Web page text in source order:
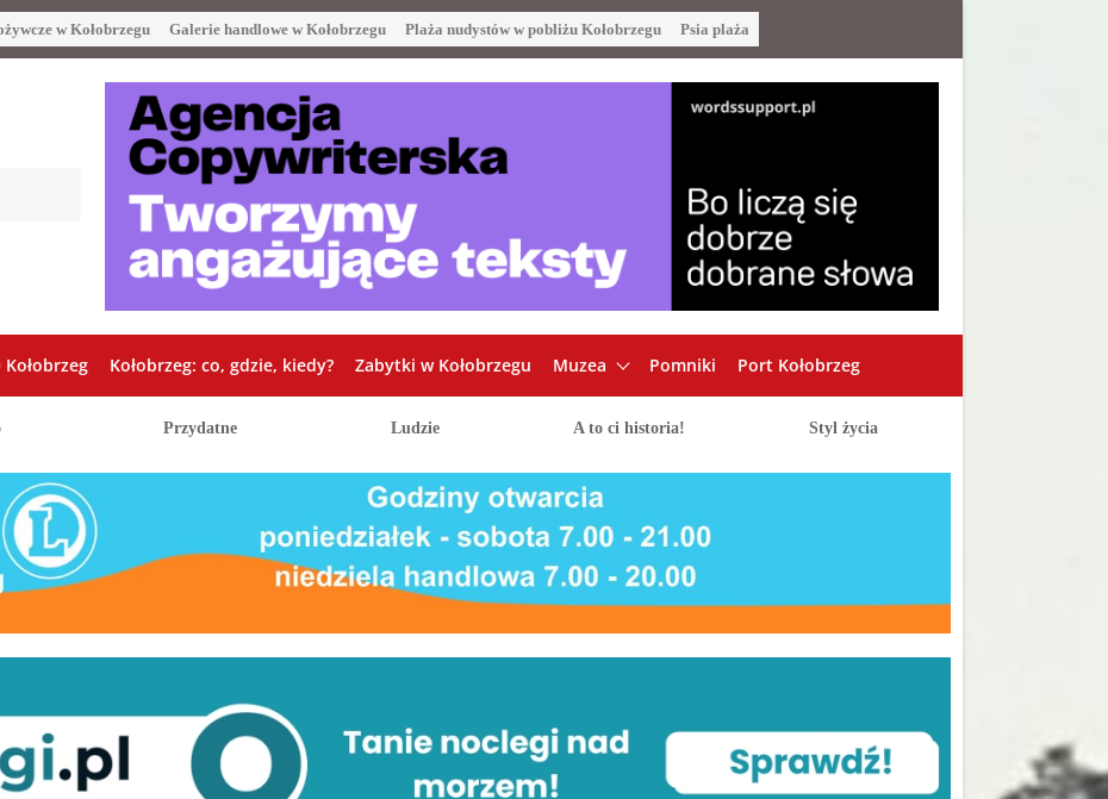
w Kołobrzegu Galerie handlowe w Kołobrzegu Plaża nudystów w pobliżu Kołobrzegu Psia plaża
Kołobrzeg Kołobrzeg: co, gdzie, kiedy? Zabytki w Kołobrzegu Muzea Pomniki Port Kołobrzeg
Przydatne Ludzie A to ci historia! Styl życia